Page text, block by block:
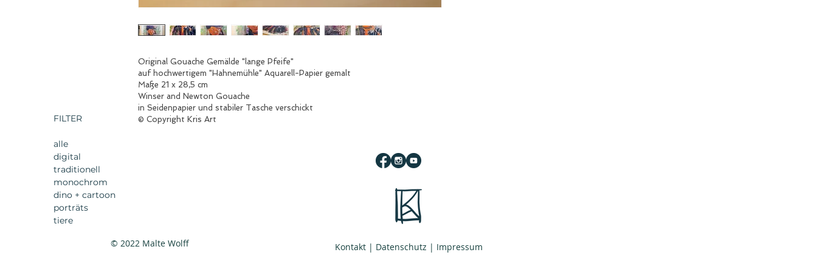
Original Gouache Gemälde "lange Pfeife"
auf hochwertigem "Hahnemühle" Aquarell-Papier gemalt
Maße 21 x 28,5 cm
Winser and Newton Gouache
in Seidenpapier und stabiler Tasche verschickt
© Copyright Kris Art
FILTER
alle
digital
traditionell
monochrom
dino + cartoon
porträts
tiere
Kontakt| Datenschutz | Impressum
© 2022 Malte Wolff